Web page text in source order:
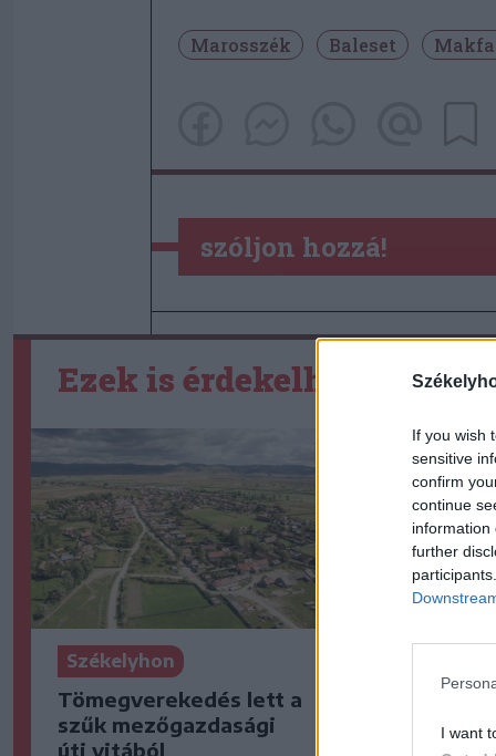
If you wish
sensitive
confirm
continue
information
further
I want
Marosszék Baleset
szóljon hozzá!
Ezek is érdekelhetik
Székelyhon
Tömegverekedés lett a
szűk mezőgazdasági
úti vitából
halász,